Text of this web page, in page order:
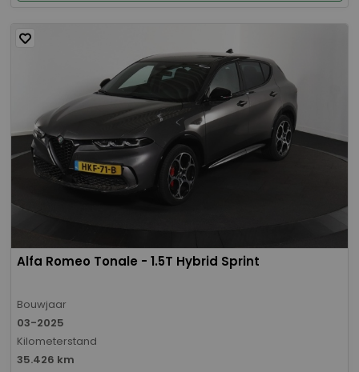
Alfa Romeo Tonale - 1.5T Hybrid Sprint
Bouwjaar
03-2025
Kilometerstand
35.426 km